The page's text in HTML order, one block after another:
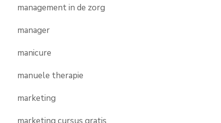
management in de zorg
manager
manicure
manuele therapie
marketing
marketing cursus gratis